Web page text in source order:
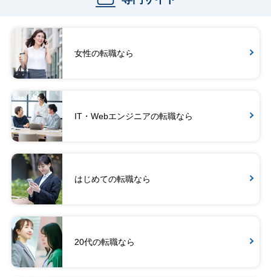
女性の転職なら
IT・Webエンジニアの転職なら
はじめての転職なら
20代の転職なら